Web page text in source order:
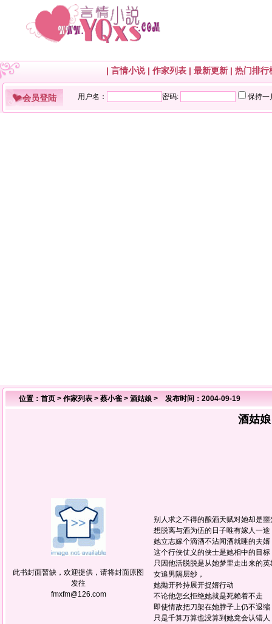
| 言情小说| 作家列表 | 最新更新 | 热门排行
会员登陆
位置： 首页 > 作家列表 > 蔡小雀 > 酒姑娘 > 发布时间：2004-09-19
酒姑
此书封面暂缺，欢迎提供，请将封面原图
发往
fmxfm@126.com
别人求之不得的酿酒天赋对她却是噩
想脱离与酒为伍的日子唯有嫁人一途
她立志嫁个滴酒不沾闻酒就睡的夫婿
这个行侠仗义的侠士是她相中的目标
只因他活脱脱是从她梦里走出来的英
女追男隔层纱，
她拋开矜持展开捉婿行动
不论他怎幺拒绝她就是死赖着不走
即使情敌把刀架在她脖子上仍不退缩
只是千算万算也没算到她竟会认错人